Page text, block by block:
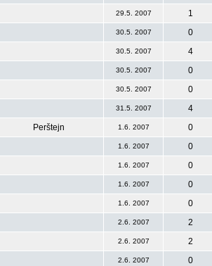
29.5. 2007
1
30.5. 2007
0
30.5. 2007
4
30.5. 2007
0
30.5. 2007
0
31.5. 2007
4
Perštejn 1.6. 2007
0
1.6. 2007
0
1.6. 2007
0
1.6. 2007
0
1.6. 2007
0
2.6. 2007
2
2.6. 2007
2
2.6. 2007
0